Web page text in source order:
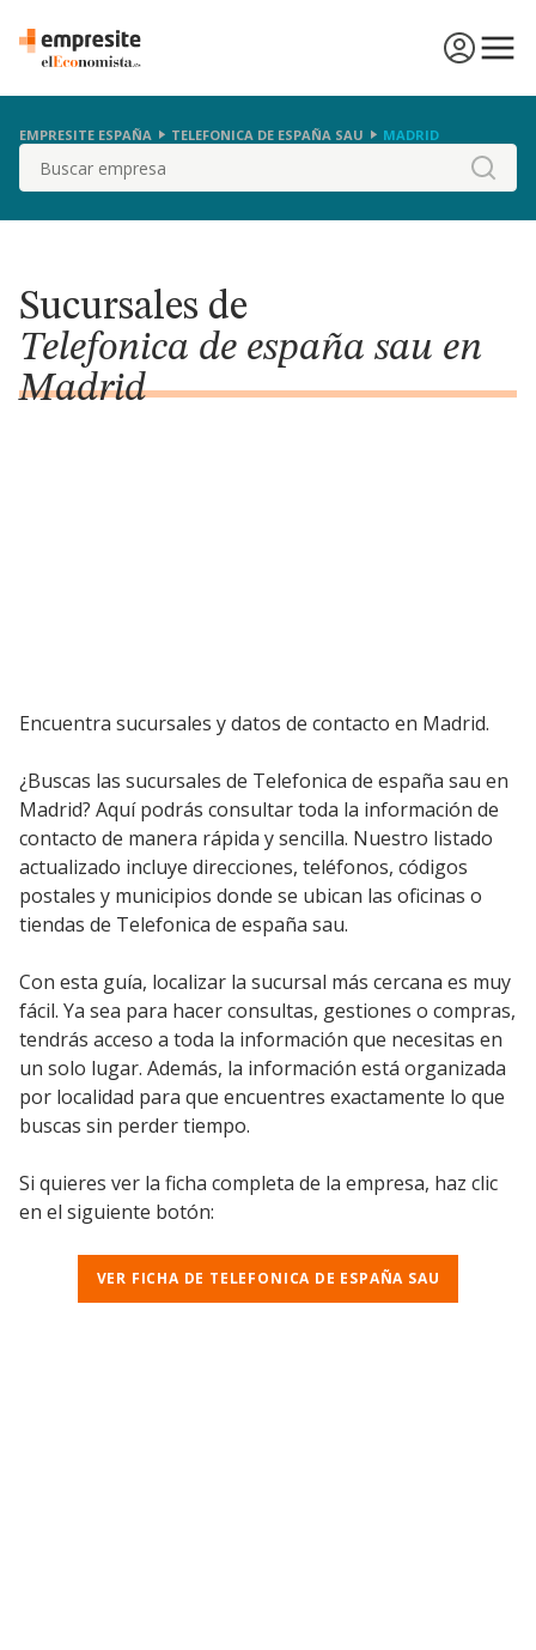
EMPRESITE ESPAÑA TELEFONICA DE ESPAÑA SAU MADRID
Buscar
Sucursales de
Telefonica de españa sau en
Madrid
Encuentra sucursales y datos de contacto en Madrid.
¿Buscas las sucursales de Telefonica de españa sau en
Madrid? Aquí podrás consultar toda la información de
contacto de manera rápida y sencilla. Nuestro listado
actualizado incluye direcciones, teléfonos, códigos
postales y municipios donde se ubican las oficinas o
tiendas de Telefonica de españa sau.
Con esta guía, localizar la sucursal más cercana es muy
fácil. Ya sea para hacer consultas, gestiones o compras,
tendrás acceso a toda la información que necesitas en
un solo lugar. Además, la información está organizada
por localidad para que encuentres exactamente lo que
buscas sin perder tiempo.
Si quieres ver la ficha completa de la empresa, haz clic
en el siguiente botón:
VER FICHA DE TELEFONICA DE ESPAÑA SAU